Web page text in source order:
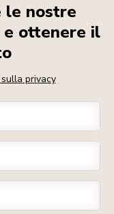
le nostre
ottenere il
privacy